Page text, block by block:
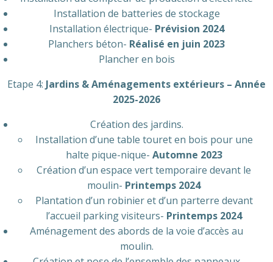
Installation de batteries de stockage
Installation électrique- Prévision 2024
Planchers béton- Réalisé en juin 2023
Plancher en bois
Etape 4: Jardins & Aménagements extérieurs – Année
2025-2026
Création des jardins.
Installation d’une table touret en bois pour une
halte pique-nique- Automne 2023
Création d’un espace vert temporaire devant le
moulin- Printemps 2024
Plantation d’un robinier et d’un parterre devant
l’accueil parking visiteurs- Printemps 2024
Aménagement des abords de la voie d’accès au
moulin.